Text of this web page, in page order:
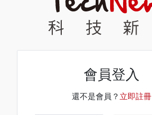
會員登入
還不是會員？ 立即註冊